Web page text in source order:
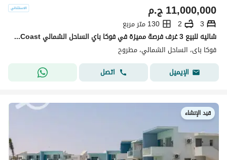
ج.م11,000,000
3
2
130 متر مربع
شاليه للبيع 3 غرف فرصة مميزة في فوكا باي الساحل الشمالي Fouka Bay North Coast
فوكا باى، الساحل الشمالي، مطروح
الإيميل
اتصل
قيد الإنشاء